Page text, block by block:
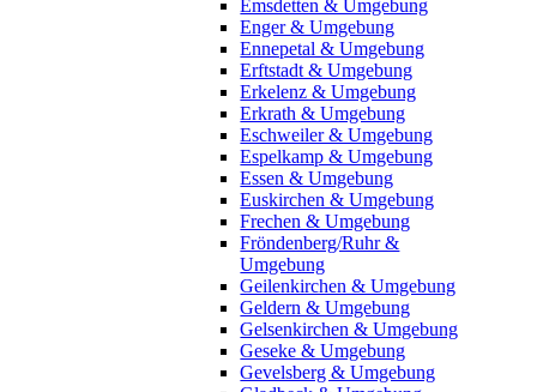
Emsdetten & Umgebung
Enger & Umgebung
Ennepetal & Umgebung
Erftstadt & Umgebung
Erkelenz & Umgebung
Erkrath & Umgebung
Eschweiler & Umgebung
Espelkamp & Umgebung
Essen & Umgebung
Euskirchen & Umgebung
Frechen & Umgebung
Fröndenberg/Ruhr &
Umgebung
Geilenkirchen & Umgebung
Geldern & Umgebung
Gelsenkirchen & Umgebung
Geseke & Umgebung
Gevelsberg & Umgebung